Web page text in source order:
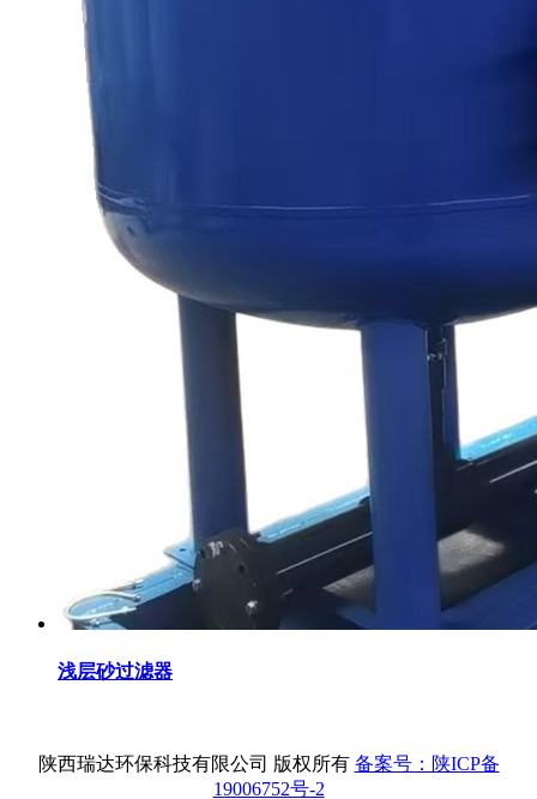
浅层砂过滤器
陕西瑞达环保科技有限公司 版权所有 备案号：陕ICP备
19006752号-2